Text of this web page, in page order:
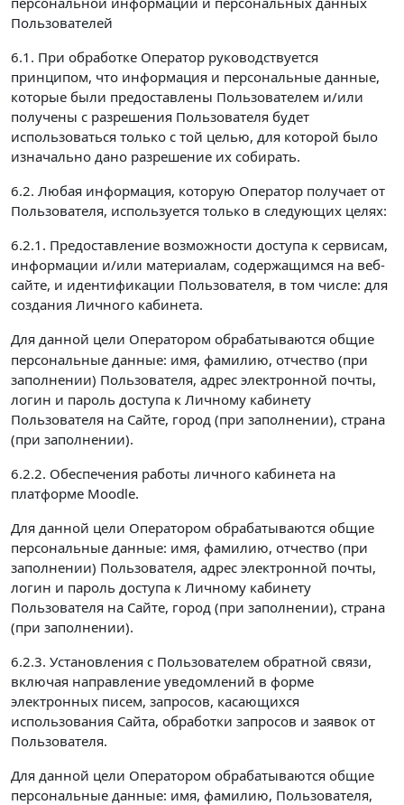
Пользователей
6.1. При обработке Оператор руководствуется
принципом, что информация и персональные данные,
которые были предоставлены Пользователем и/или
получены с разрешения Пользователя будет
использоваться только с той целью, для которой было
изначально дано разрешение их собирать.
6.2. Любая информация, которую Оператор получает от
Пользователя, используется только в следующих целях:
6.2.1. Предоставление возможности доступа к сервисам,
информации и/или материалам, содержащимся на веб-
сайте, и идентификации Пользователя, в том числе: для
создания Личного кабинета.
Для данной цели Оператором обрабатываются общие
персональные данные: имя, фамилию, отчество (при
заполнении) Пользователя, адрес электронной почты,
логин и пароль доступа к Личному кабинету
Пользователя на Сайте, город (при заполнении), страна
(при заполнении).
6.2.2. Обеспечения работы личного кабинета на
платформе Moodle.
Для данной цели Оператором обрабатываются общие
персональные данные: имя, фамилию, отчество (при
заполнении) Пользователя, адрес электронной почты,
логин и пароль доступа к Личному кабинету
Пользователя на Сайте, город (при заполнении), страна
(при заполнении).
6.2.3. Установления с Пользователем обратной связи,
включая направление уведомлений в форме
электронных писем, запросов, касающихся
использования Сайта, обработки запросов и заявок от
Пользователя.
Для данной цели Оператором обрабатываются общие
персональные данные: имя, фамилию, Пользователя,